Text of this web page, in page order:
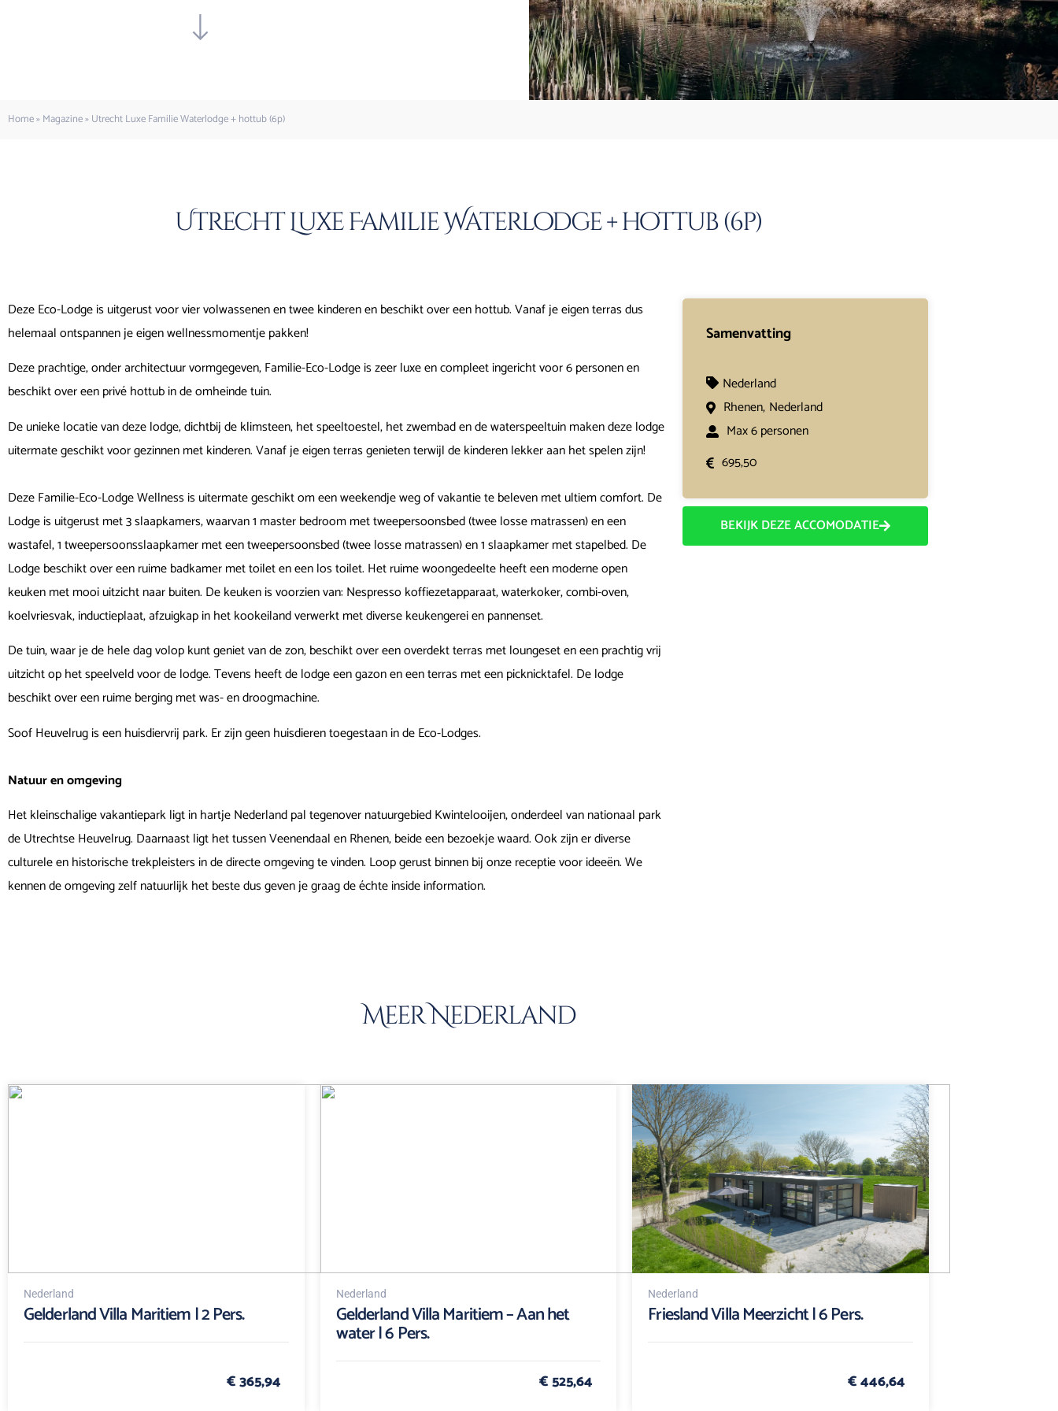
Home»Magazine»Utrecht Luxe Familie Waterlodge + hottub (6p)
Utrecht Luxe Familie Waterlodge + hottub (6p)
Deze Eco-Lodge is uitgerust voor vier volwassenen en twee kinderen en beschikt over een hottub. Vanaf je eigen terras dus
helemaal ontspannen je eigen wellnessmomentje pakken!
Deze prachtige, onder architectuur vormgegeven, Familie-Eco-Lodge is zeer luxe en compleet ingericht voor 6 personen en
beschikt over een privé hottub in de omheinde tuin.
De unieke locatie van deze lodge, dichtbij de klimsteen, het speeltoestel, het zwembad en de waterspeeltuin maken deze lodge
uitermate geschikt voor gezinnen met kinderen. Vanaf je eigen terras genieten terwijl de kinderen lekker aan het spelen zijn!
Deze Familie-Eco-Lodge Wellness is uitermate geschikt om een weekendje weg of vakantie te beleven met ultiem comfort. De
Lodge is uitgerust met 3 slaapkamers, waarvan 1 master bedroom met tweepersoonsbed (twee losse matrassen) en een
wastafel, 1 tweepersoonsslaapkamer met een tweepersoonsbed (twee losse matrassen) en 1 slaapkamer met stapelbed. De
Lodge beschikt over een ruime badkamer met toilet en een los toilet. Het ruime woongedeelte heeft een moderne open
keuken met mooi uitzicht naar buiten. De keuken is voorzien van: Nespresso koffiezetapparaat, waterkoker, combi-oven,
koelvriesvak, inductieplaat, afzuigkap in het kookeiland verwerkt met diverse keukengerei en pannenset.
De tuin, waar je de hele dag volop kunt geniet van de zon, beschikt over een overdekt terras met loungeset en een prachtig vrij
uitzicht op het speelveld voor de lodge. Tevens heeft de lodge een gazon en een terras met een picknicktafel. De lodge
beschikt over een ruime berging met was- en droogmachine.
Soof Heuvelrug is een huisdiervrij park. Er zijn geen huisdieren toegestaan in de Eco-Lodges.
Natuur en omgeving
Het kleinschalige vakantiepark ligt in hartje Nederland pal tegenover natuurgebied Kwintelooijen, onderdeel van nationaal park
de Utrechtse Heuvelrug. Daarnaast ligt het tussen Veenendaal en Rhenen, beide een bezoekje waard. Ook zijn er diverse
culturele en historische trekpleisters in de directe omgeving te vinden. Loop gerust binnen bij onze receptie voor ideeën. We
kennen de omgeving zelf natuurlijk het beste dus geven je graag de échte inside information.
Samenvatting
Nederland
Rhenen, Nederland
Max 6 personen
695,50
BEKIJK DEZE ACCOMODATIE
Meer Nederland
Nederland
Gelderland Villa Maritiem | 2 Pers.
€ 365,94
Nederland
Gelderland Villa Maritiem – Aan het
water | 6 Pers.
€ 525,64
Nederland
Friesland Villa Meerzicht | 6 Pers.
€ 446,64